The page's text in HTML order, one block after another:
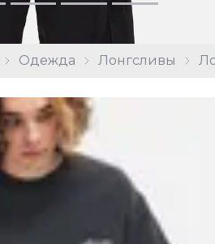
Одежда Лонгсливы